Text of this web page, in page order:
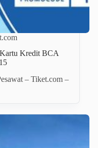
Kredit BCA
– Tiket.com –